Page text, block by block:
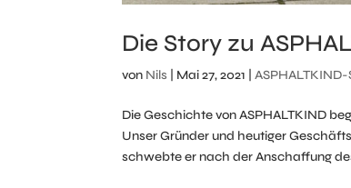
Die Story zu
von Nils Mai 27, 2021 |
Die Geschichte von ASPHALTKIND
Unser Gründer und heutiger
schwebte er nach der Anschaffung des